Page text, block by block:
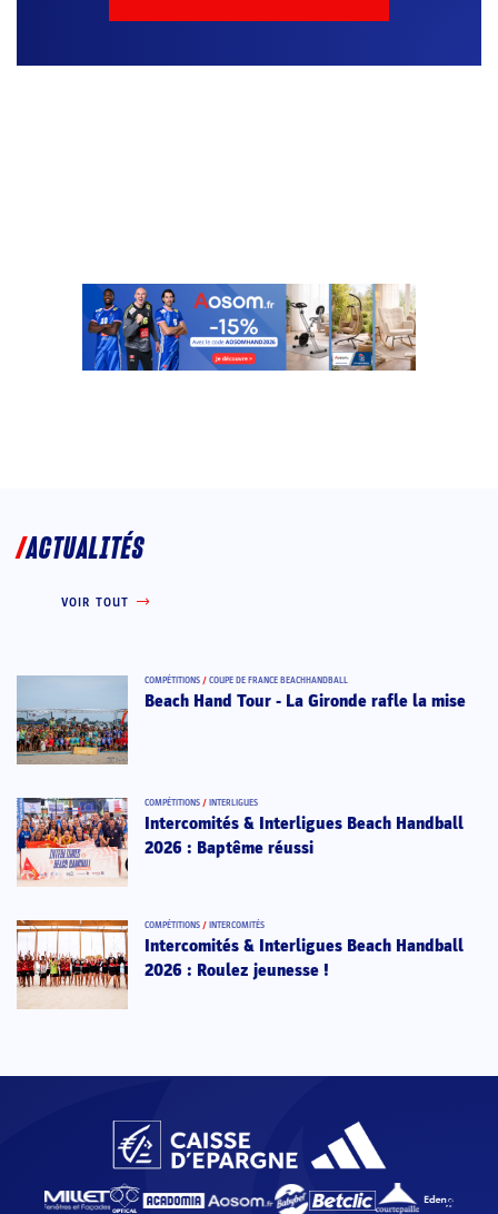
ACTUALITÉS
VOIR TOUT
COMPÉTITIONS / COUPE DE FRANCE BEACHHANDBALL
Beach Hand Tour - La Gironde rafle la mise
COMPÉTITIONS / INTERLIGUES
Intercomités & Interligues Beach Handball
2026 : Baptême réussi
COMPÉTITIONS / INTERCOMITÉS
Intercomités & Interligues Beach Handball
2026 : Roulez jeunesse !